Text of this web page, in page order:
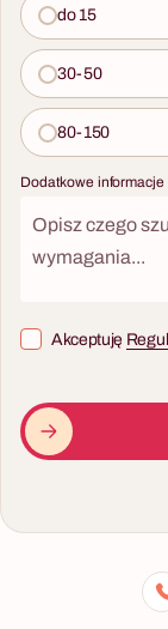
8 -
ratowaniu Ziemi:
do 15
30-50
80-150
Dodatkowe informacje
Akceptuję